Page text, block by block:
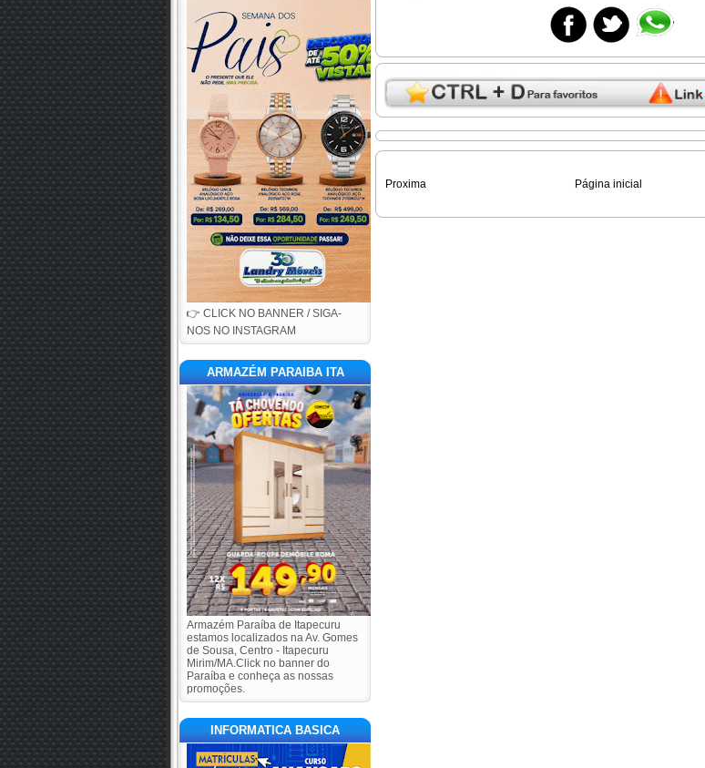
👉 CLICK NO BANNER / SIGA-
NOS NO INSTAGRAM
ARMAZÉM PARAIBA ITA
Armazém Paraíba de Itapecuru
estamos localizados na Av. Gomes
de Sousa, Centro - Itapecuru
Mirim/MA.Click no banner do
Paraíba e conheça as nossas
promoções.
INFORMATICA BASICA
Proxima Página inicial